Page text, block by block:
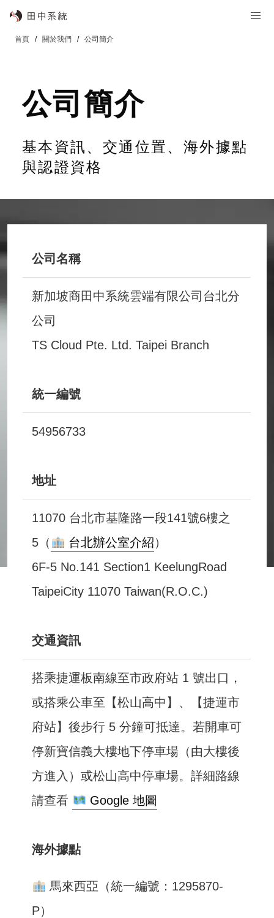
首頁 關於我們 公司簡介
公司簡介
基本資訊、交通位置、海外據點
與認證資格
公司名稱
新加坡商田中系統雲端有限公司台北分
公司
TS Cloud Pte. Ltd. Taipei Branch
統一編號
54956733
地址
11070 台北市基隆路一段141號6樓之
5（
台北辦公室介紹）
6F-5 No.141 Section1 KeelungRoad
TaipeiCity 11070 Taiwan(R.O.C.)
交通資訊
搭乘捷運板南線至市政府站 1 號出口，
或搭乘公車至【松山高中】、【捷運市
府站】後步行 5 分鐘可抵達。若開車可
停新寶信義大樓地下停車場（由大樓後
方進入）或松山高中停車場。詳細路線
請查看
Google 地圖
海外據點
馬來西亞（統一編號：1295870-
P）